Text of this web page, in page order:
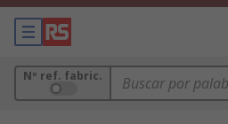
Nº ref. fabric.